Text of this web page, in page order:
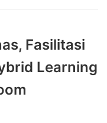
Fasilitasi
Learning